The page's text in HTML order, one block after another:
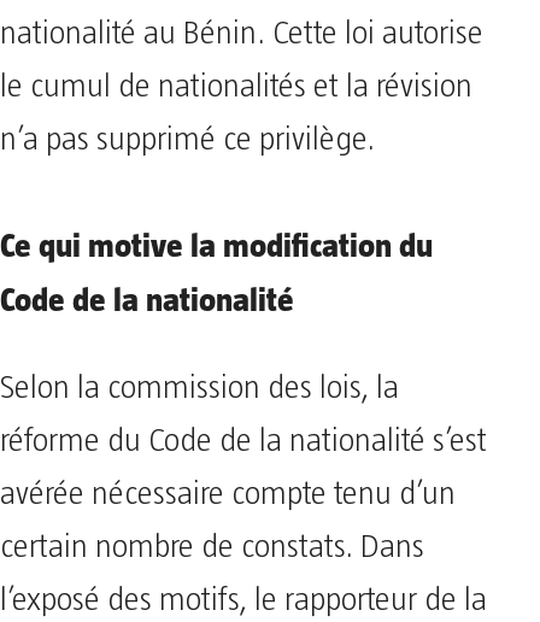
nationalité au Bénin. Cette loi autorise
le cumul de nationalités et la révision
n’a pas supprimé ce privilège.
Ce qui motive la modification du
Code de la nationalité
Selon la commission des lois, la
réforme du Code de la nationalité s’est
avérée nécessaire compte tenu d’un
certain nombre de constats. Dans
l’exposé des motifs, le rapporteur de la